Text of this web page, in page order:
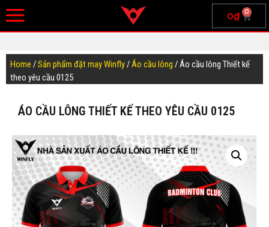
0₫ 0
Home /Sản phẩm đặt may Winfly/Áo cầu lông / Áo cầu lông Thiết kế
theo yêu cầu 0125
ÁO CẦU LÔNG THIẾT KẾ THEO YÊU CẦU 0125